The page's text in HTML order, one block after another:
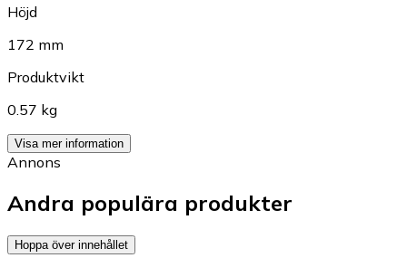
Höjd
172 mm
Produktvikt
0.57 kg
Visa mer information
Annons
Andra populära produkter
Hoppa över innehållet